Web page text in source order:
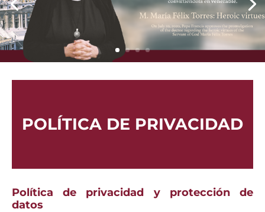
POLÍTICA DE PRIVACIDAD
Política de privacidad y protección de
datos